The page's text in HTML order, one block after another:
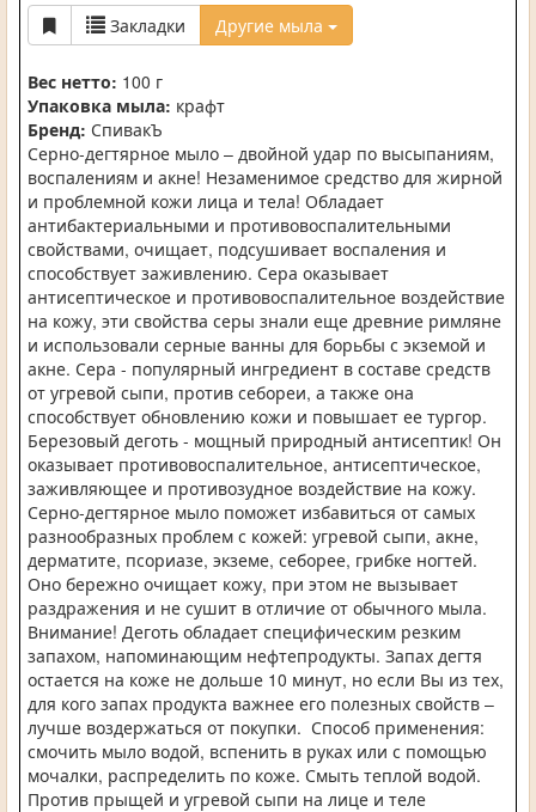
Закладки Другие мыла
Вес нетто: 100 г
Упаковка мыла: крафт
Бренд: СпивакЪ
Серно-дегтярное мыло – двойной удар по высыпаниям,
воспалениям и акне! Незаменимое средство для жирной
и проблемной кожи лица и тела! Обладает
антибактериальными и противовоспалительными
свойствами, очищает, подсушивает воспаления и
способствует заживлению. Сера оказывает
антисептическое и противовоспалительное воздействие
на кожу, эти свойства серы знали еще древние римляне
и использовали серные ванны для борьбы с экземой и
акне. Сера - популярный ингредиент в составе средств
от угревой сыпи, против себореи, а также она
способствует обновлению кожи и повышает ее тургор.
Березовый деготь - мощный природный антисептик! Он
оказывает противовоспалительное, антисептическое,
заживляющее и противозудное воздействие на кожу.
Серно-дегтярное мыло поможет избавиться от самых
разнообразных проблем с кожей: угревой сыпи, акне,
дерматите, псориазе, экземе, себорее, грибке ногтей.
Оно бережно очищает кожу, при этом не вызывает
раздражения и не сушит в отличие от обычного мыла.
Внимание! Деготь обладает специфическим резким
запахом, напоминающим нефтепродукты. Запах дегтя
остается на коже не дольше 10 минут, но если Вы из тех,
для кого запах продукта важнее его полезных свойств –
лучше воздержаться от покупки. Способ применения:
смочить мыло водой, вспенить в руках или с помощью
мочалки, распределить по коже. Смыть теплой водой.
Против прыщей и угревой сыпи на лице и теле